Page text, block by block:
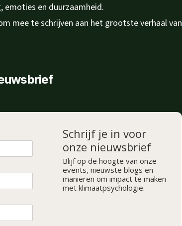
emoties en duurzaamheid.
mee te schrijven aan het grootste verhaal van
Schrijf je in voor
onze nieuwsbrief
Blijf op de hoogte van onze
events, nieuwste blogs en
manieren om impact te maken
met klimaatpsychologie.